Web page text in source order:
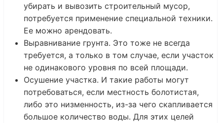
убирать и вывозить строительный мусор,
потребуется применение специальной техники.
Ее можно арендовать.
Выравнивание грунта. Это тоже не всегда
требуется, а только в том случае, если участок
не одинакового уровня по всей площади.
Осушение участка. И такие работы могут
потребоваться, если местность болотистая,
либо это низменность, из-за чего скапливается
большое количество воды. Для этих целей